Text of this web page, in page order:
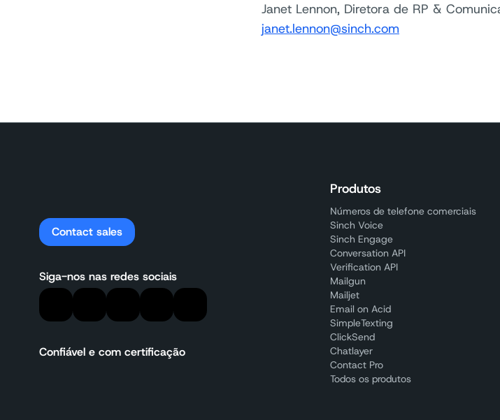
Janet Lennon, Diretora de RP &
janet.lennon@sinch.com
Contact sales
Siga-nos nas redes sociais
Confiável e com certificação
Produtos
Números de telefone comerciais
Sinch Voice
Sinch Engage
Conversation API
Verification API
Mailgun
Mailjet
Email on Acid
SimpleTexting
ClickSend
Chatlayer
Contact Pro
Todos os produtos